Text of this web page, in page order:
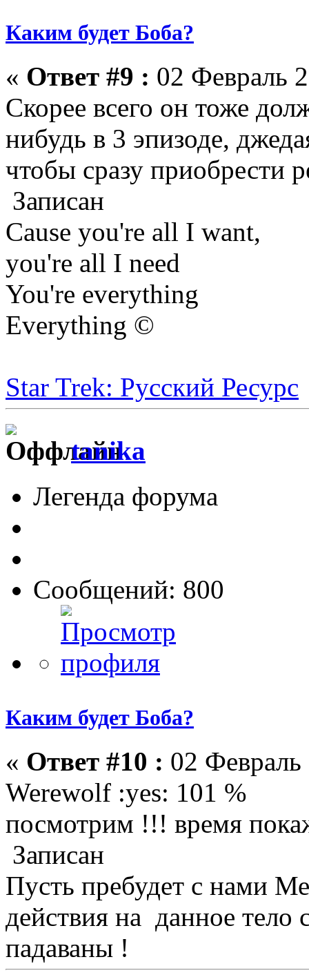
Каким будет Боба?
« Ответ #9 : 02 Февраль
Скорее всего он тоже
нибудь в 3 эпизоде,
чтобы сразу приобрести
Записан
Cause you're all I want,
you're all I need
You're everything
Everything ©
Star Trek: Русский Ресурс
tanika
Легенда форума
Сообщений: 800
Каким будет Боба?
« Ответ #10 : 02
Werewolf :yes: 101 %
посмотрим !!! время
Записан
Пусть пребудет с нами
действия на данное тело
падаваны !